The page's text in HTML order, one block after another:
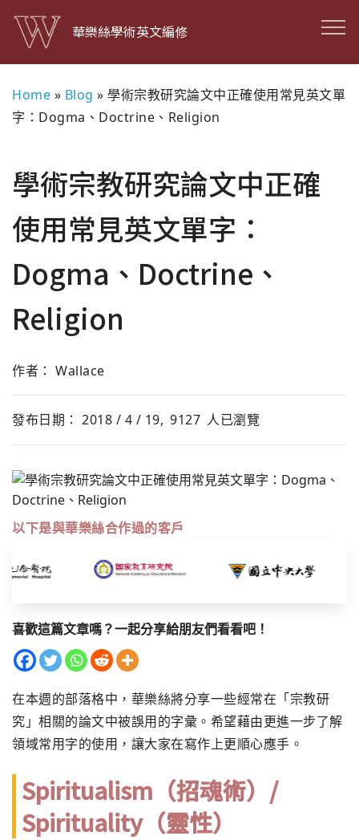
華樂絲學術英文編修
Home » Blog » 學術宗教研究論文中正確使用常見英文單
字：Dogma、Doctrine、Religion
學術宗教研究論文中正確
使用常見英文單字：
Dogma、Doctrine、
Religion
作者： Wallace
發布日期： 2018 / 4 / 19, 9127 人已瀏覽
以下是與華樂絲合作過的客戶
喜歡這篇文章嗎？一起分享給朋友們看看吧！
在本週的部落格中，華樂絲將分享一些經常在「宗教研
究」相關的論文中被誤用的字彙。希望藉由更進一步了解
領域常用字的使用，讓大家在寫作上更順心應手。
Spiritualism（招魂術）/
Spirituality（靈性）